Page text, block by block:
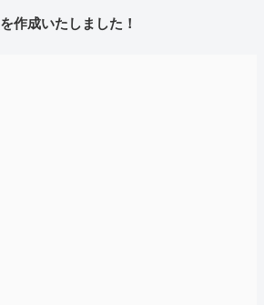
を作成いたしました！